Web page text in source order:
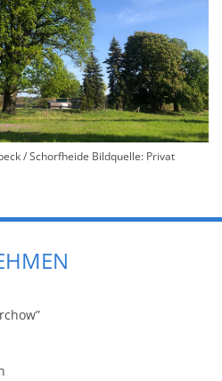
/ Schorfheide Bildquelle: Privat